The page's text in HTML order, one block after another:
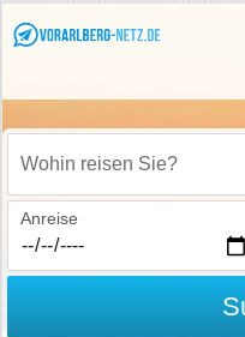
Wohin reisen Sie?
Anreise